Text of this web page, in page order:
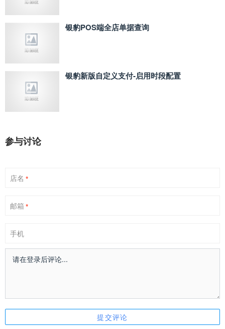
银豹POS端全店单据查询
银豹新版自定义支付‑启用时段配置
参与讨论
店名 *
邮箱 *
手机